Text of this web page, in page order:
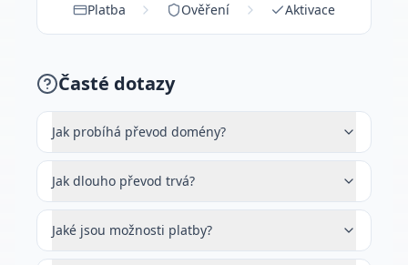
Platba Ověření Aktivace
Časté dotazy
Jak probíhá převod domény?
Jak dlouho převod trvá?
Jaké jsou možnosti platby?